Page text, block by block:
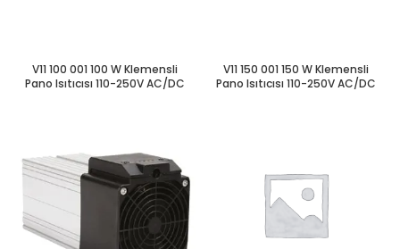
V11 100 001 100 W Klemensli
Pano Isıtıcısı 110-250V AC/DC
V11 150 001 150 W Klemensli
Pano Isıtıcısı 110-250V AC/DC